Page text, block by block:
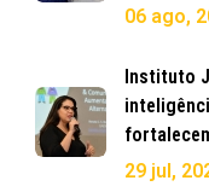
06 ago,
Instituto
29 jul,